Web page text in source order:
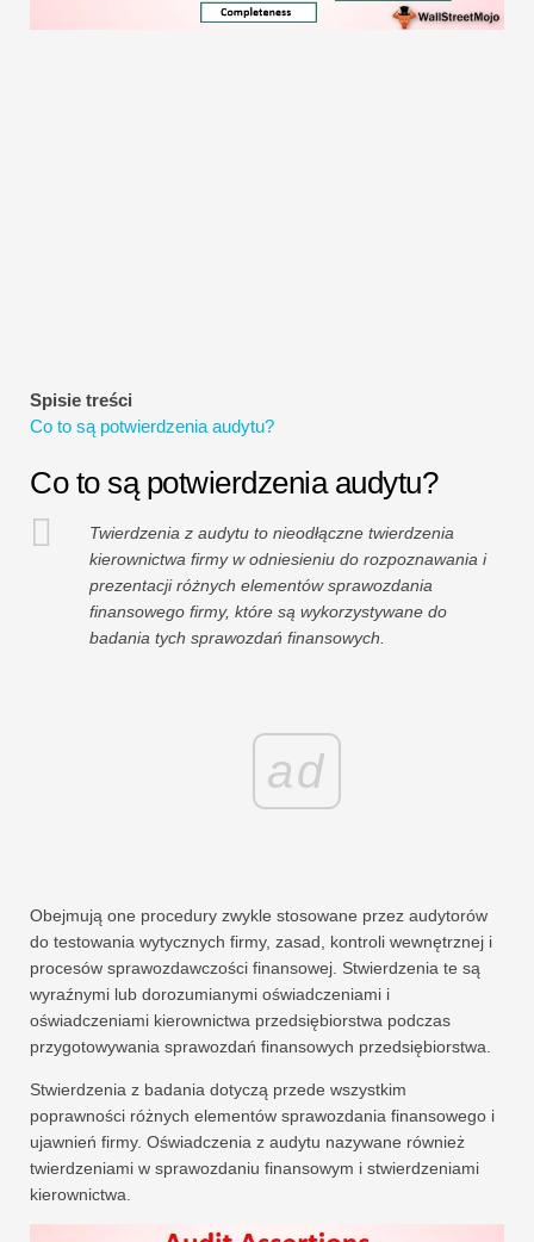
Samouczki dotyczące modelowania finansowego
Spisie treści
Co to są potwierdzenia audytu?
Co to są potwierdzenia audytu?
Twierdzenia z audytu to nieodłączne twierdzenia
kierownictwa firmy w odniesieniu do rozpoznawania i
prezentacji różnych elementów sprawozdania
finansowego firmy, które są wykorzystywane do
badania tych sprawozdań finansowych.
ad
Obejmują one procedury zwykle stosowane przez audytorów
do testowania wytycznych firmy, zasad, kontroli wewnętrznej i
procesów sprawozdawczości finansowej. Stwierdzenia te są
wyraźnymi lub dorozumianymi oświadczeniami i
oświadczeniami kierownictwa przedsiębiorstwa podczas
przygotowywania sprawozdań finansowych przedsiębiorstwa.
Stwierdzenia z badania dotyczą przede wszystkim
poprawności różnych elementów sprawozdania finansowego i
ujawnień firmy. Oświadczenia z audytu nazywane również
twierdzeniami w sprawozdaniu finansowym i stwierdzeniami
kierownictwa.